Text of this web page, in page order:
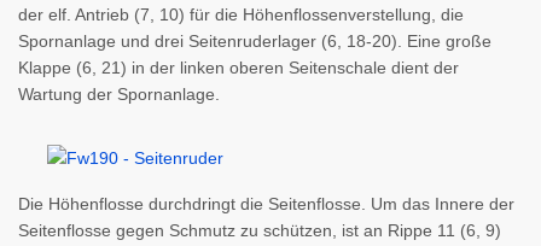
der elf. Antrieb (7, 10) für die Höhenflossenverstellung, die
Spornanlage und drei Seitenruderlager (6, 18-20). Eine große
Klappe (6, 21) in der linken oberen Seitenschale dient der
Wartung der Spornanlage.
Die Höhenflosse durchdringt die Seitenflosse. Um das Innere der
Seitenflosse gegen Schmutz zu schützen, ist an Rippe 11 (6, 9)